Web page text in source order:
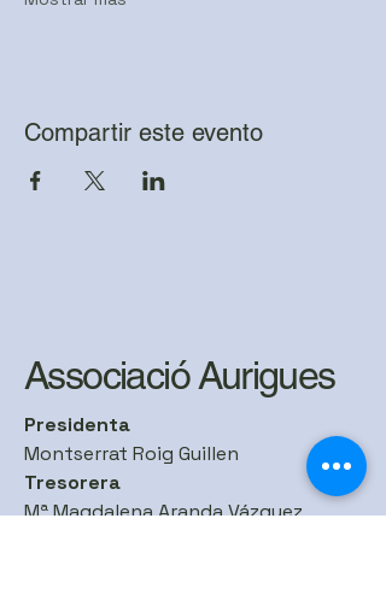
Compartir este evento
Associació Aurigues
Presidenta
Montserrat Roig Guillen
Tresorera
Mª Magdalena Aranda Vázquez